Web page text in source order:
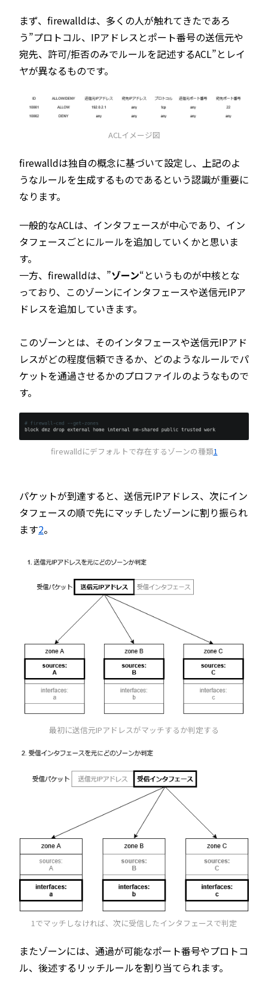
まず、firewalldは、多くの人が触れてきたであろ
う”プロトコル、IPアドレスとポート番号の送信元や
宛先、許可/拒否のみでルールを記述するACL”とレイ
ヤが異なるものです。
ACLイメージ図
firewalldは独自の概念に基づいて設定し、上記のよ
うなルールを生成するものであるという認識が重要に
なります。
一般的なACLは、インタフェースが中心であり、イン
タフェースごとにルールを追加していくかと思いま
す。
一方、firewalldは、”ゾーン“というものが中核とな
っており、このゾーンにインタフェースや送信元IPア
ドレスを追加していきます。
このゾーンとは、そのインタフェースや送信元IPアド
レスがどの程度信頼できるか、どのようなルールでパ
ケットを通過させるかのプロファイルのようなもので
す。
firewalldにデフォルトで存在するゾーンの種類1
パケットが到達すると、送信元IPアドレス、次にイン
タフェースの順で先にマッチしたゾーンに割り振られ
ます2。
最初に送信元IPアドレスがマッチするか判定する
1でマッチしなければ、次に受信したインタフェースで判定
またゾーンには、通過が可能なポート番号やプロトコ
ル、後述するリッチルールを割り当てられます。